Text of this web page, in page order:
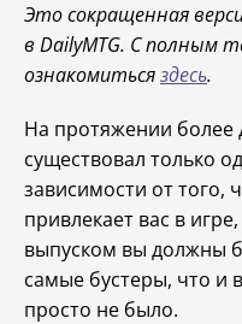
Это сокращенная
в DailyMTG. С полным
ознакомитьсяздесь.
На протяжении более
существовал только
зависимости от того,
привлекает вас в
выпуском вы должны
самые бустеры, что и
просто не было.